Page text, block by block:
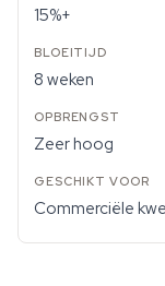
15%+
8 weken
Zeer hoog
Commerciële